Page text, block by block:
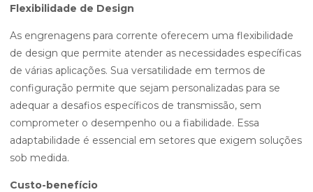
Flexibilidade de Design
As engrenagens para corrente oferecem uma flexibilidade
de design que permite atender as necessidades específicas
de várias aplicações. Sua versatilidade em termos de
configuração permite que sejam personalizadas para se
adequar a desafios específicos de transmissão, sem
comprometer o desempenho ou a fiabilidade. Essa
adaptabilidade é essencial em setores que exigem soluções
sob medida.
Custo-benefício